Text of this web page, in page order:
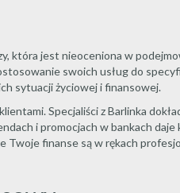
która jest nieoceniona w
swoich usług do
sytuacji życiowej i finansowej.
Specjaliści z Barlinka
i promocjach w bankach daje
Twoje finanse są w rękach